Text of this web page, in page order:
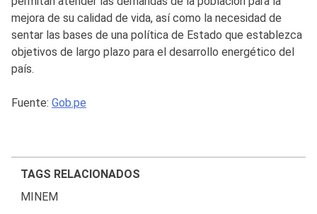
mejora de su calidad de vida, así como la necesidad de
sentar las bases de una política de Estado que establezca
objetivos de largo plazo para el desarrollo energético del
país.
Fuente: Gob.pe
TAGS RELACIONADOS
MINEM